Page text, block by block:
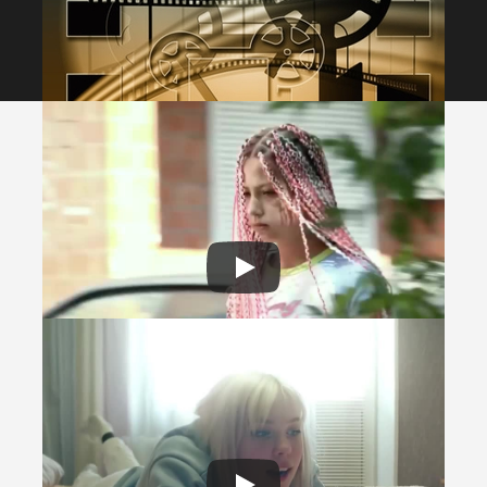
КИНОШКОЛЫ•